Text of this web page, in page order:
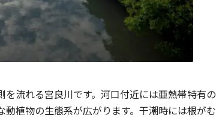
流れる宮良川です。河口付近には亜熱帯特有の
植物の生態系が広がります。干潮時には根がむ